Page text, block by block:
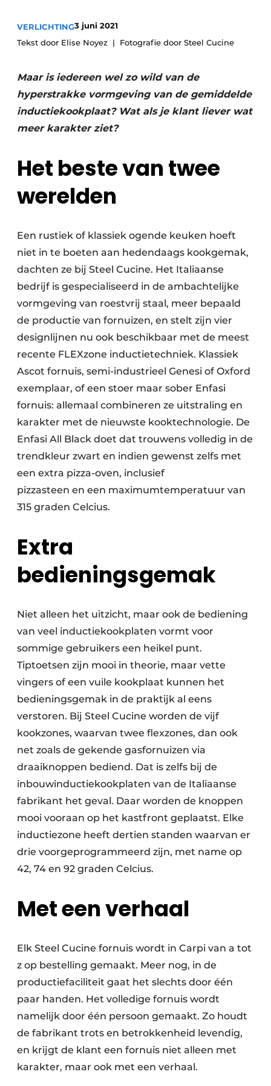
Vacature aanmelden
Video’s
VERLICHTING3 juni 2021
Tekst door Elise Noyez
Fotografie door Steel Cucine
Maar is iedereen wel zo wild van de
hyperstrakke vormgeving van de gemiddelde
inductiekookplaat? Wat als je klant liever wat
meer karakter ziet?
Het beste van twee
werelden
Een rustiek of klassiek ogende keuken hoeft
niet in te boeten aan hedendaags kookgemak,
dachten ze bij Steel Cucine. Het Italiaanse
bedrijf is gespecialiseerd in de ambachtelijke
vormgeving van roestvrij staal, meer bepaald
de productie van fornuizen, en stelt zijn vier
designlijnen nu ook beschikbaar met de meest
recente FLEXzone inductietechniek. Klassiek
Ascot fornuis, semi-industrieel Genesi of Oxford
exemplaar, of een stoer maar sober Enfasi
fornuis: allemaal combineren ze uitstraling en
karakter met de nieuwste kooktechnologie. De
Enfasi All Black doet dat trouwens volledig in de
trendkleur zwart en indien gewenst zelfs met
een extra pizza-oven, inclusief
pizzasteen en een maximumtemperatuur van
315 graden Celcius.
Extra
bedieningsgemak
Niet alleen het uitzicht, maar ook de bediening
van veel inductiekookplaten vormt voor
sommige gebruikers een heikel punt.
Tiptoetsen zijn mooi in theorie, maar vette
vingers of een vuile kookplaat kunnen het
bedieningsgemak in de praktijk al eens
verstoren. Bij Steel Cucine worden de vijf
kookzones, waarvan twee flexzones, dan ook
net zoals de gekende gasfornuizen via
draaiknoppen bediend. Dat is zelfs bij de
inbouwinductiekookplaten van de Italiaanse
fabrikant het geval. Daar worden de knoppen
mooi vooraan op het kastfront geplaatst. Elke
inductiezone heeft dertien standen waarvan er
drie voorgeprogrammeerd zijn, met name op
42, 74 en 92 graden Celcius.
Met een verhaal
Elk Steel Cucine fornuis wordt in Carpi van a tot
z op bestelling gemaakt. Meer nog, in de
productiefaciliteit gaat het slechts door één
paar handen. Het volledige fornuis wordt
namelijk door één persoon gemaakt. Zo houdt
de fabrikant trots en betrokkenheid levendig,
en krijgt de klant een fornuis niet alleen met
karakter, maar ook met een verhaal.